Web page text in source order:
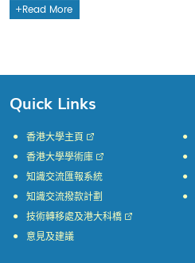
Read More
Quick Links
香港大學主頁
香港大學學術庫
知識交流匯報系統
知識交流撥款計劃
技術轉移處及港大科橋
意見及建議